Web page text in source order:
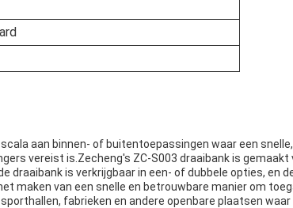
aan binnen- of buitentoepassingen waar een snelle,
vereist is.Zecheng's ZC-S003 draaibank is gemaakt
draaibank is verkrijgbaar in een- of dubbele opties, en
maken van een snelle en betrouwbare manier om
fabrieken en andere openbare plaatsen